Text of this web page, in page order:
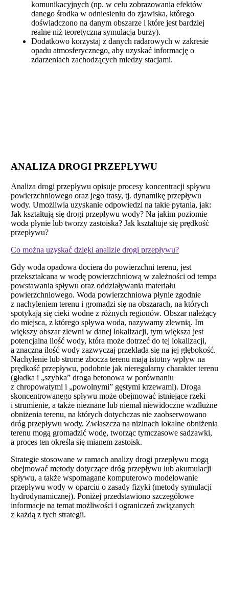
komunikacyjnych (np. w celu zobrazowania efektów
danego środka w odniesieniu do zjawiska, którego
doświadczono na danym obszarze i które jest bardziej
realne niż teoretyczna symulacja burzy).
Dodatkowo korzystaj z danych radarowych w zakresie
opadu atmosferycznego, aby uzyskać informację o
zdarzeniach zachodzących miedzy stacjami.
ANALIZA DROGI PRZEPŁYWU
Analiza drogi przepływu opisuje procesy koncentracji spływu
powierzchniowego oraz jego trasy, tj. dynamikę przepływu
wody. Umożliwia uzyskanie odpowiedzi na takie pytania, jak:
Jak kształtują się drogi przepływu wody? Na jakim poziomie
woda płynie lub tworzy zastoiska? Jak kształtuje się prędkość
przepływu?
Co można uzyskać dzięki analizie drogi przepływu?
Gdy woda opadowa dociera do powierzchni terenu, jest
przekształcana w wodę powierzchniową w zależności od tempa
powstawania spływu oraz oddziaływania materiału
powierzchniowego. Woda powierzchniowa płynie zgodnie
z nachyleniem terenu i gromadzi się na obszarach, na których
spotykają się cieki wodne z różnych regionów. Obszar należący
do miejsca, z którego spływa woda, nazywamy zlewnią. Im
większy obszar zlewni w danej lokalizacji, tym większa jest
potencjalna ilość wody, która może dotrzeć do tej lokalizacji,
a znaczna ilość wody zazwyczaj przekłada się na jej głębokość.
Nachylenie lub strome zbocza terenu mają istotny wpływ na
prędkość przepływu, podobnie jak nieregularny charakter terenu
(gładka i „szybka” droga betonowa w porównaniu
z chropowatymi i „powolnymi” gęstymi krzewami). Droga
skoncentrowanego spływu może obejmować istniejące rzeki
i strumienie, a także nieznane lub niemal niewidoczne wzdłużne
obniżenia terenu, na których dotychczas nie zaobserwowano
dróg przepływu wody. Zwłaszcza na nizinach lokalne obniżenia
terenu mogą gromadzić wodę, tworząc tymczasowe sadzawki,
a proces ten określa się mianem zastoisk.
Strategie stosowane w ramach analizy drogi przepływu mogą
obejmować metody dotyczące dróg przepływu lub akumulacji
spływu, a także wspomagane komputerowo modelowanie
przepływu wody w oparciu o zasady fizyki (metody symulacji
hydrodynamicznej). Poniżej przedstawiono szczegółowe
informacje na temat możliwości i ograniczeń związanych
z każdą z tych strategii.